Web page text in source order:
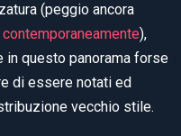
(peggio ancora
),
in questo panorama forse
di essere notati ed
vecchio stile.